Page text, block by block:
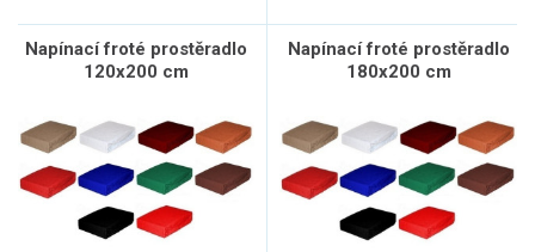
Napínací froté prostěradlo
120x200 cm
Napínací froté prostěradlo
180x200 cm